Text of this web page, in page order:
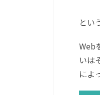
とい
Web
いは
によ